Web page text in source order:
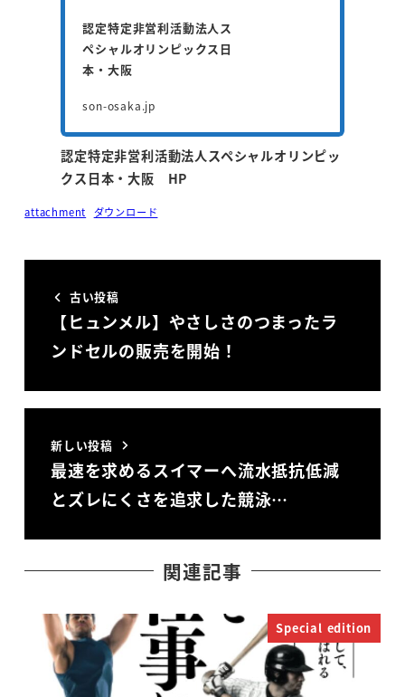
認定特定非営利活動法人ス
ペシャルオリンピックス日
本・大阪
son-osaka.jp
認定特定非営利活動法人スペシャルオリンピッ
クス日本・大阪
HP
attachment ダウンロード
古い投稿
【ヒュンメル】やさしさのつまったラ
ンドセルの販売を開始！
新しい投稿
最速を求めるスイマーへ流水抵抗低減
とズレにくさを追求した競泳…
関連記事
Special edition